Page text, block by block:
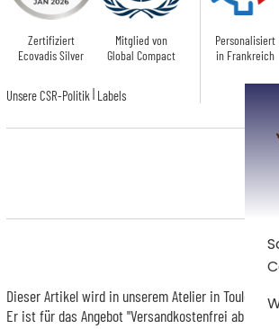
Zertifiziert
Ecovadis Silver
Mitglied von
Global Compact
Unsere CSR-Politik | Labels
Personalisiert
in Frankreich
Dieser Artikel wird in unserem Atelier in Toulouse
Er ist für das Angebot "Versandkostenfrei ab 85 €